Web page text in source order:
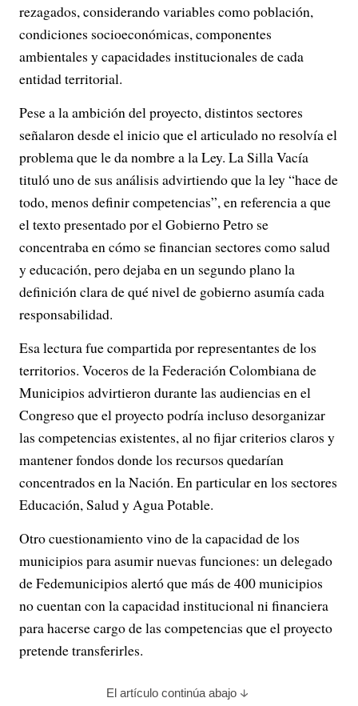
rezagados, considerando variables como población,
condiciones socioeconómicas, componentes
ambientales y capacidades institucionales de cada
entidad territorial.
Pese a la ambición del proyecto, distintos sectores
señalaron desde el inicio que el articulado no resolvía el
problema que le da nombre a la Ley. La Silla Vacía
tituló uno de sus análisis advirtiendo que la ley “hace de
todo, menos definir competencias”, en referencia a que
el texto presentado por el Gobierno Petro se
concentraba en cómo se financian sectores como salud
y educación, pero dejaba en un segundo plano la
definición clara de qué nivel de gobierno asumía cada
responsabilidad.
Esa lectura fue compartida por representantes de los
territorios. Voceros de la Federación Colombiana de
Municipios advirtieron durante las audiencias en el
Congreso que el proyecto podría incluso desorganizar
las competencias existentes, al no fijar criterios claros y
mantener fondos donde los recursos quedarían
concentrados en la Nación. En particular en los sectores
Educación, Salud y Agua Potable.
Otro cuestionamiento vino de la capacidad de los
municipios para asumir nuevas funciones: un delegado
de Fedemunicipios alertó que más de 400 municipios
no cuentan con la capacidad institucional ni financiera
para hacerse cargo de las competencias que el proyecto
pretende transferirles.
El artículo continúa abajo